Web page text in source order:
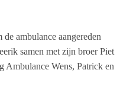
ambulance aangereden
samen met zijn broer Piet
Wens, Patrick en